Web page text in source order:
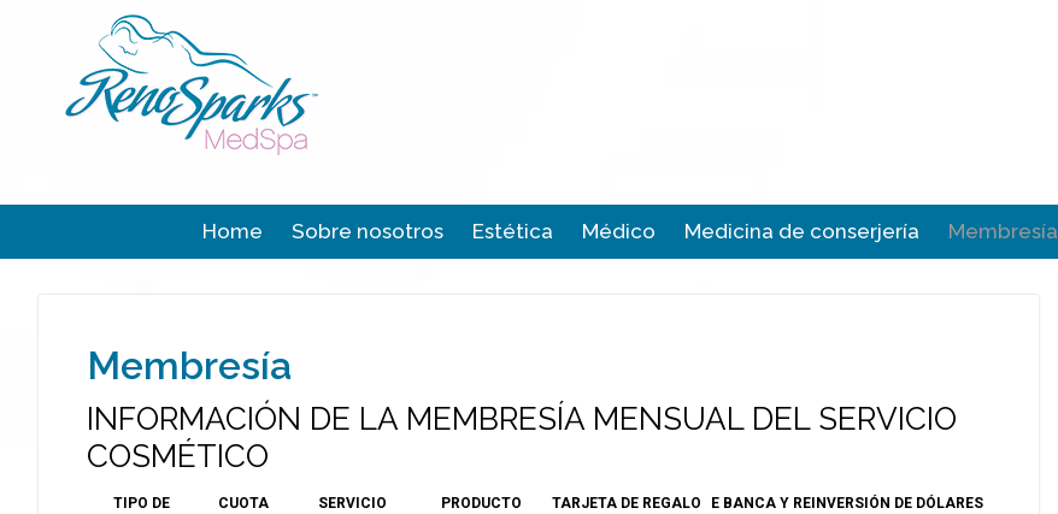
Home Sobre nosotros Estética Médico Medicina de conserjería Membresía
Membresía
INFORMACIÓN DE LA MEMBRESÍA MENSUAL DEL SERVICIO
COSMÉTICO
TIPO DE
CUOTA
SERVICIO
PRODUCTO
TARJETA DE REGALO
E BANCA Y REINVERSIÓN DE DÓLARES